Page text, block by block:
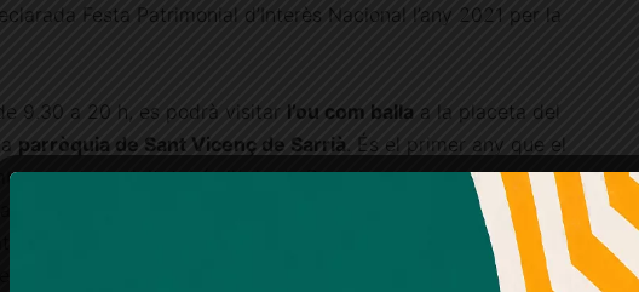
Festa Patrimonial d’Interès Nacional l’any 2021 per la
9.30 a 20 h, es podrà visitar l’ou com balla a la placeta del
parròquia de Sant Vicenç de Sarrià . És el primer any que el
aquesta activitat, i és l’únic de Barcelona que es pot veure
Un fet molt celebrat, ja que és un acte emblemàtic del
des de l’any 1636, i sent l’única regió del món on
aquesta tradició.Amb el seu acord, nosaltres fem servir galetes o